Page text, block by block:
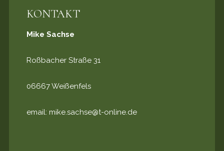
KONTAKT
Mike Sachse
Roßbacher Straße 31
06667 Weißenfels
email: mike.sachse@t-online.de